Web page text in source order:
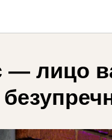
— лицо